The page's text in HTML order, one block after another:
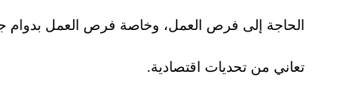
الحاجة إلى فرص العمل، وخاصة فرص العمل بدوام
تعاني من تحديات اقتصادية.